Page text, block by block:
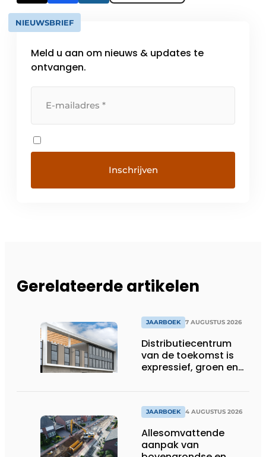
NIEUWSBRIEF
Meld u aan om nieuws & updates te
ontvangen.
Gerelateerde artikelen
JAARBOEK 7 AUGUSTUS 2026
Distributiecentrum
van de toekomst is
expressief, groen en
JAARBOEK 4 AUGUSTUS 2026
Allesomvattende
aanpak van